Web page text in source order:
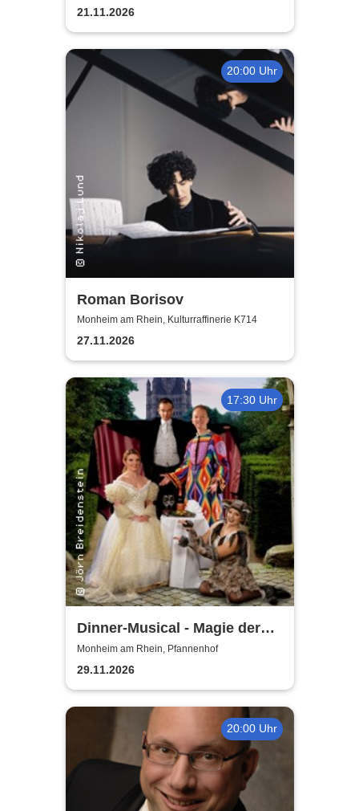
21.11.2026
20:00 Uhr
Roman Borisov
Monheim am Rhein, Kulturraffinerie K714
27.11.2026
17:30 Uhr
Dinner-Musical - Magie der
Melodie
Monheim am Rhein, Pfannenhof
29.11.2026
20:00 Uhr